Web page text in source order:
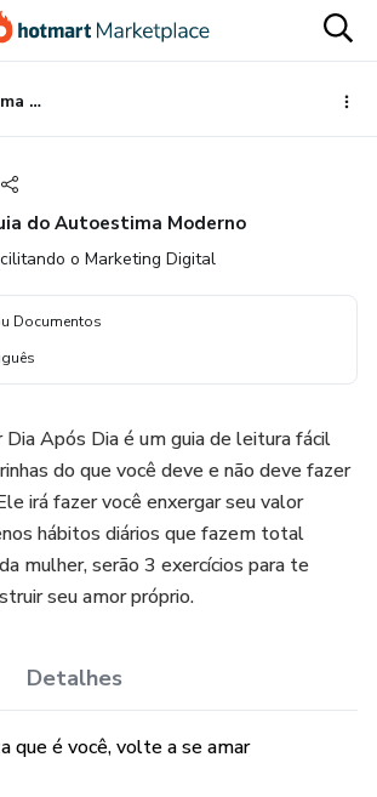
Guia do Autoestima Moderno
do Autoestima Moderno
o Marketing Digital
Documentos
Dia Após Dia é um guia de leitura fácil
do que você deve e não deve fazer
irá fazer você enxergar seu valor
hábitos diários que fazem total
mulher, serão 3 exercícios para te
seu amor próprio.
Detalhes
que é você, volte a se amar